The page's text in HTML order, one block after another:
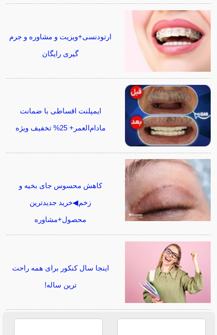
ارتودنسی+ویزیت و مشاوره و جرم
گیری رایگان
ایمپلنت اقساطی با ضمانت
مادام‌العمر+ 25% تخفیف ویژه
کاهش محسوس جای بخیه و
زخم◀خرید جدیدترین
محصول+مشاوره
اینجا سال کنکور برای همه راحت
ترین ساله!